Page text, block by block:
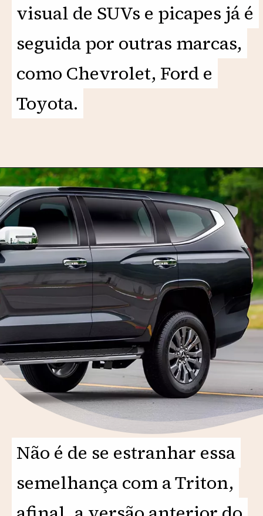
visual de SUVs e picapes já é
seguida por outras marcas,
como Chevrolet, Ford e
Toyota.
visual de SUVs e picapes já é
seguida por outras marcas,
como Chevrolet, Ford e
Toyota.
Opening
Não é de se estranhar essa
semelhança com a Triton,
Não é de se estranhar essa
semelhança com a Triton,